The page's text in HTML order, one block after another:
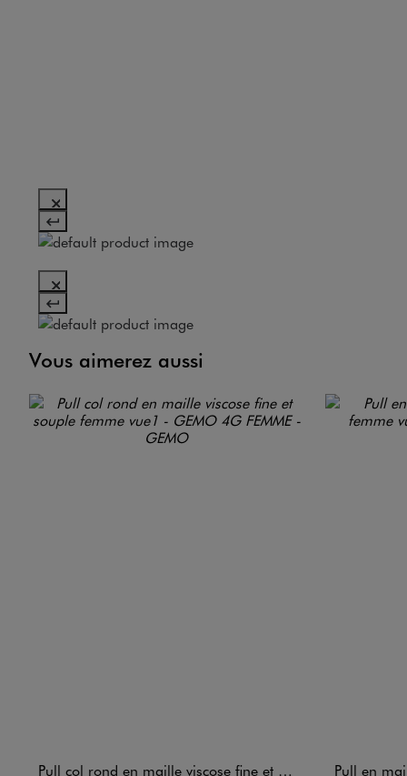
Vous aimerez aussi
Pull col rond en maille viscose fine et souple femme Pull en